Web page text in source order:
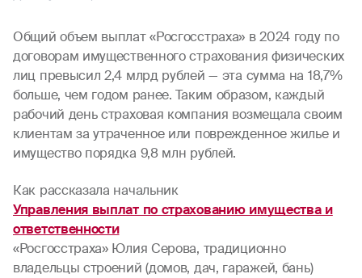
Общий объем выплат «Росгосстраха» в 2024 году по
договорам имущественного страхования физических
лиц превысил 2,4 млрд рублей — эта сумма на 18,7%
больше, чем годом ранее. Таким образом, каждый
рабочий день страховая компания возмещала своим
клиентам за утраченное или поврежденное жилье и
имущество порядка 9,8 млн рублей.
Как рассказала начальник
Управления выплат по страхованию имущества и
ответственности
«Росгосстраха» Юлия Серова, традиционно
владельцы строений (домов, дач, гаражей, бань)